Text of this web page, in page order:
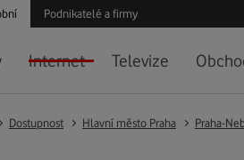
Podnikatelé a firmy
Internet Televize
Dostupnost Hlavní město Praha Praha-